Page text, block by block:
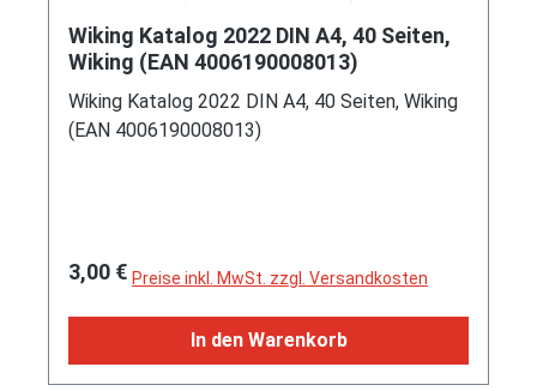
Wiking Katalog 2022 DIN A4, 40 Seiten,
Wiking (EAN 4006190008013)
Wiking Katalog 2022 DIN A4, 40 Seiten, Wiking
(EAN 4006190008013)
Regulärer Preis:
3,00 € Preise inkl. MwSt. zzgl. Versandkosten
In den Warenkorb